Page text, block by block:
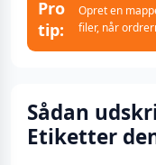
Pro
tip:
Opret en
filer, når
Sådan
Etiketter